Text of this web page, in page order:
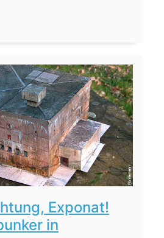
Exponat!
in